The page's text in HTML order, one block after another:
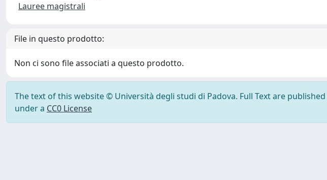
Lauree magistrali
File in questo prodotto:
Non ci sono file associati a questo prodotto.
The text of this website © Università degli studi di Padova. Full Text are
under a CC0 License